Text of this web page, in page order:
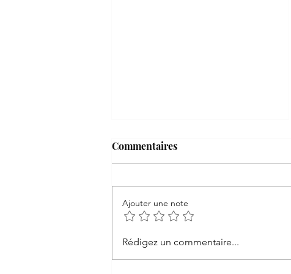
Gazon en rouleau : une
Commentaires
Ajouter une note
Rédigez un commentaire...